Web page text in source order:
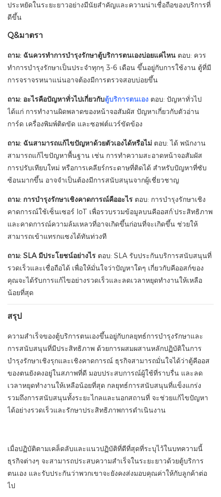
ประหยัดในระยะยาวอย่างมีนัยสำคัญและความน่าเชื่อถือของบริการที่
ดีขึ้น
Q&มาตรา
ถาม: ฉันควรทำการบำรุงรักษาตู้บริการตนเองบ่อยแค่ไหน ตอบ: ควร
ทำการบำรุงรักษาเป็นประจำทุกๆ 3-6 เดือน ขึ้นอยู่กับการใช้งาน ตู้ที่มี
การจราจรหนาแน่นอาจต้องมีการตรวจสอบบ่อยขึ้น
ถาม: อะไรคือปัญหาทั่วไปเกี่ยวกับตู้บริการตนเอง ตอบ: ปัญหาทั่วไป
ได้แก่ การทำงานผิดพลาดของหน้าจอสัมผัส ปัญหาเกี่ยวกับตัวอ่าน
การ์ด เครื่องพิมพ์ติดขัด และซอฟต์แวร์ขัดข้อง
ถาม: ฉันสามารถแก้ไขปัญหาด้วยตัวเองได้หรือไม่ ตอบ: ได้ พนักงาน
สามารถแก้ไขปัญหาพื้นฐาน เช่น การทำความสะอาดหน้าจอสัมผัส
การปรับเทียบใหม่ หรือการเคลียร์กระดาษที่ติดได้ สำหรับปัญหาที่ซับ
ซ้อนมากขึ้น อาจจำเป็นต้องมีการสนับสนุนจากผู้เชี่ยวชาญ
ถาม: การบำรุงรักษาเชิงคาดการณ์คืออะไร ตอบ: การบำรุงรักษาเชิง
คาดการณ์ใช้เซ็นเซอร์ IoT เพื่อรวบรวมข้อมูลบนคีออสก์’ประสิทธิภาพ
และคาดการณ์ความล้มเหลวที่อาจเกิดขึ้นก่อนที่จะเกิดขึ้น ช่วยให้
สามารถเข้าแทรกแซงได้ทันท่วงที
ถาม: SLA มีประโยชน์อย่างไร ตอบ: SLA รับประกันบริการสนับสนุนที่
รวดเร็วและเชื่อถือได้ เพื่อให้มั่นใจว่าปัญหาใดๆ เกี่ยวกับคีออสก์ของ
คุณจะได้รับการแก้ไขอย่างรวดเร็วและลดเวลาหยุดทำงานให้เหลือ
น้อยที่สุด
สรุป
ความสำเร็จของตู้บริการตนเองขึ้นอยู่กับกลยุทธ์การบำรุงรักษาและ
การสนับสนุนที่มีประสิทธิภาพ ด้วยการผสมผสานหลักปฏิบัติในการ
บำรุงรักษาเชิงรุกและเชิงคาดการณ์ ธุรกิจสามารถมั่นใจได้ว่าตู้คีออส
ของตนยังคงอยู่ในสภาพที่ดี มอบประสบการณ์ผู้ใช้ที่ราบรื่น และลด
เวลาหยุดทำงานให้เหลือน้อยที่สุด กลยุทธ์การสนับสนุนที่แข็งแกร่ง
รวมถึงการสนับสนุนทั้งระยะไกลและนอกสถานที่ จะช่วยแก้ไขปัญหา
ได้อย่างรวดเร็วและรักษาประสิทธิภาพการดำเนินงาน
เมื่อปฏิบัติตามเคล็ดลับและแนวปฏิบัติที่ดีที่สุดที่ระบุไว้ในบทความนี้
ธุรกิจต่างๆ จะสามารถประสบความสำเร็จในระยะยาวด้วยตู้บริการ
ตนเอง และรับประกันว่าพวกเขาจะยังคงส่งมอบคุณค่าให้กับลูกค้าต่อ
ไป